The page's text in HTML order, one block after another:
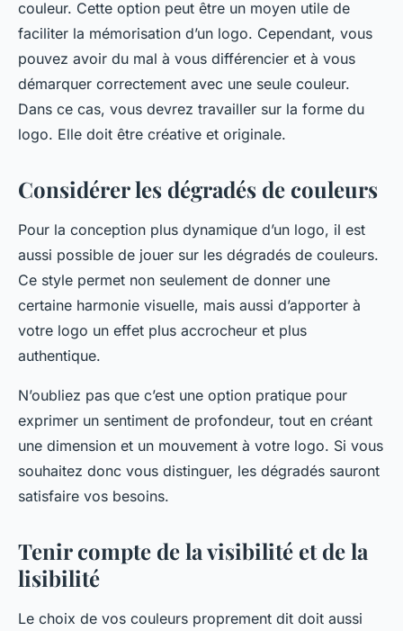
couleur. Cette option peut être un moyen utile de
faciliter la mémorisation d’un logo. Cependant, vous
pouvez avoir du mal à vous différencier et à vous
démarquer correctement avec une seule couleur.
Dans ce cas, vous devrez travailler sur la forme du
logo. Elle doit être créative et originale.
Considérer les dégradés de couleurs
Pour la conception plus dynamique d’un logo, il est
aussi possible de jouer sur les dégradés de couleurs.
Ce style permet non seulement de donner une
certaine harmonie visuelle, mais aussi d’apporter à
votre logo un effet plus accrocheur et plus
authentique.
N’oubliez pas que c’est une option pratique pour
exprimer un sentiment de profondeur, tout en créant
une dimension et un mouvement à votre logo. Si vous
souhaitez donc vous distinguer, les dégradés sauront
satisfaire vos besoins.
Tenir compte de la visibilité et de la
lisibilité
Le choix de vos couleurs proprement dit doit aussi